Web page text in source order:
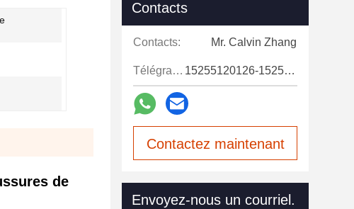
de
Contacts
Contacts: Mr. Calvin Zhang
Télégramme: 15255120126-15255120126
Contactez maintenant
Envoyez-nous un courriel.